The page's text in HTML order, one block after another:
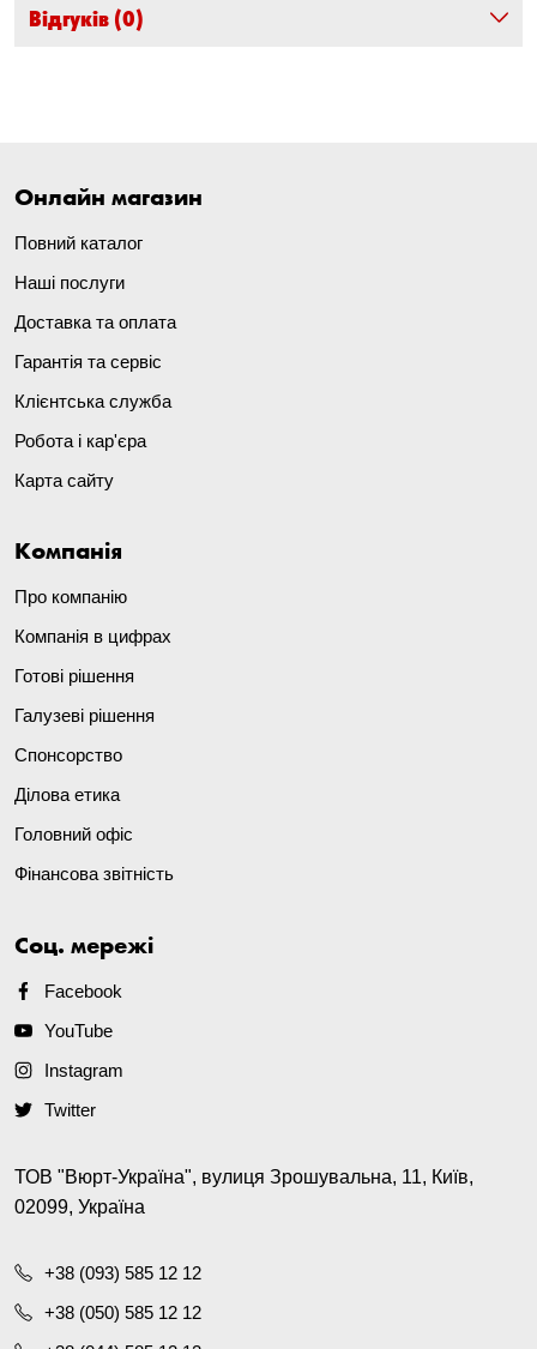
Відгуків (0)
Онлайн магазин
Повний каталог
Наші послуги
Доставка та оплата
Гарантія та сервіс
Клієнтська служба
Робота і кар'єра
Карта сайту
Компанія
Про компанію
Компанія в цифрах
Готові рішення
Галузеві рішення
Спонсорство
Ділова етика
Головний офіс
Фінансова звітність
Соц. мережі
Facebook
YouTube
Instagram
Twitter
ТОВ "Вюрт-Україна", вулиця Зрошувальна, 11, Київ,
02099, Україна
+38 (093) 585 12 12
+38 (050) 585 12 12